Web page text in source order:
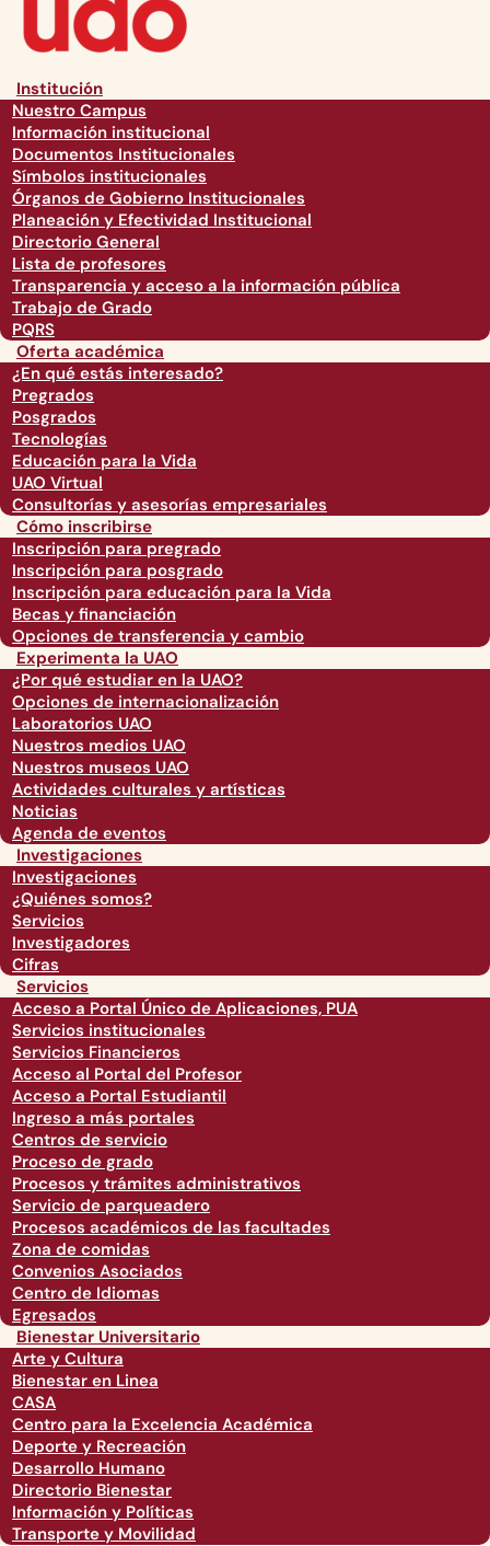
Institución
Nuestro Campus
Información institucional
Documentos Institucionales
Símbolos institucionales
Órganos de Gobierno Institucionales
Planeación y Efectividad Institucional
Directorio General
Lista de profesores
Transparencia y acceso a la información pública
Trabajo de Grado
PQRS
Oferta académica
¿En qué estás interesado?
Pregrados
Posgrados
Tecnologías
Educación para la Vida
UAO Virtual
Consultorías y asesorías empresariales
Cómo inscribirse
Inscripción para pregrado
Inscripción para posgrado
Inscripción para educación para la Vida
Becas y financiación
Opciones de transferencia y cambio
Experimenta la UAO
¿Por qué estudiar en la UAO?
Opciones de internacionalización
Laboratorios UAO
Nuestros medios UAO
Nuestros museos UAO
Actividades culturales y artísticas
Noticias
Agenda de eventos
Investigaciones
Investigaciones
¿Quiénes somos?
Servicios
Investigadores
Cifras
Servicios
Acceso a Portal Único de Aplicaciones, PUA
Servicios institucionales
Servicios Financieros
Acceso al Portal del Profesor
Acceso a Portal Estudiantil
Ingreso a más portales
Centros de servicio
Proceso de grado
Procesos y trámites administrativos
Servicio de parqueadero
Procesos académicos de las facultades
Zona de comidas
Convenios Asociados
Centro de Idiomas
Egresados
Bienestar Universitario
Arte y Cultura
Bienestar en Linea
CASA
Centro para la Excelencia Académica
Deporte y Recreación
Desarrollo Humano
Directorio Bienestar
Información y Políticas
Transporte y Movilidad